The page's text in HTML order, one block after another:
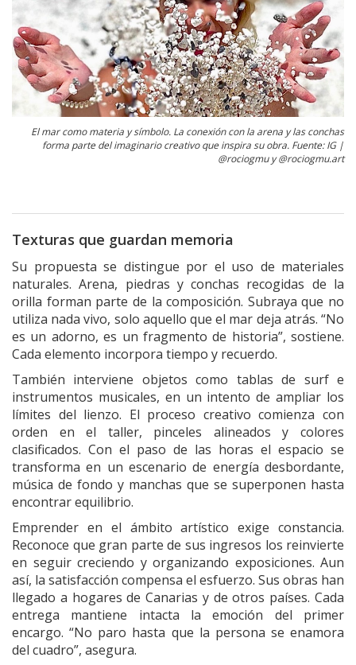
El mar como materia y símbolo. La conexión con la arena y las conchas
forma parte del imaginario creativo que inspira su obra. Fuente: IG |
@rociogmu y @rociogmu.art
Texturas que guardan memoria
Su propuesta se distingue por el uso de materiales
naturales. Arena, piedras y conchas recogidas de la
orilla forman parte de la composición. Subraya que no
utiliza nada vivo, solo aquello que el mar deja atrás. “No
es un adorno, es un fragmento de historia”, sostiene.
Cada elemento incorpora tiempo y recuerdo.
También interviene objetos como tablas de surf e
instrumentos musicales, en un intento de ampliar los
límites del lienzo. El proceso creativo comienza con
orden en el taller, pinceles alineados y colores
clasificados. Con el paso de las horas el espacio se
transforma en un escenario de energía desbordante,
música de fondo y manchas que se superponen hasta
encontrar equilibrio.
Emprender en el ámbito artístico exige constancia.
Reconoce que gran parte de sus ingresos los reinvierte
en seguir creciendo y organizando exposiciones. Aun
así, la satisfacción compensa el esfuerzo. Sus obras han
llegado a hogares de Canarias y de otros países. Cada
entrega mantiene intacta la emoción del primer
encargo. “No paro hasta que la persona se enamora
del cuadro”, asegura.